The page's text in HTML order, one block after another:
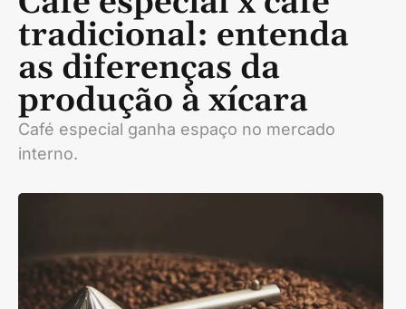
tradicional: entenda
as diferenças da
produção à xícara
Café especial ganha espaço no mercado
interno.